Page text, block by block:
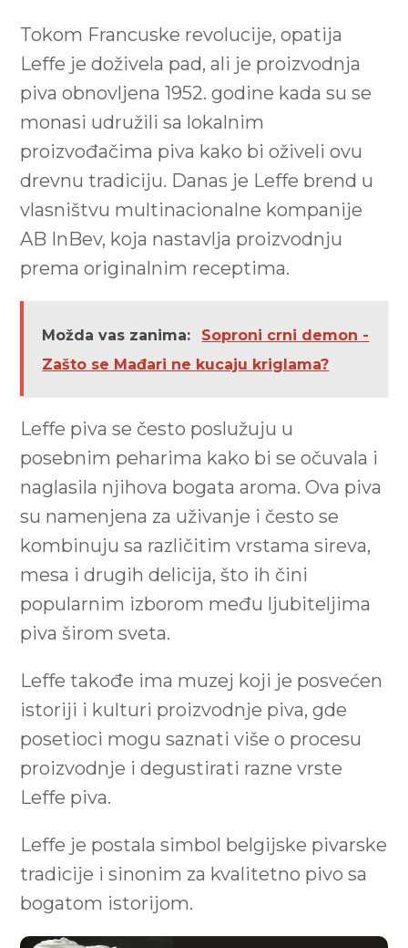
Tokom Francuske revolucije, opatija
Leffe je doživela pad, ali je proizvodnja
piva obnovljena 1952. godine kada su se
monasi udružili sa lokalnim
proizvođačima piva kako bi oživeli ovu
drevnu tradiciju. Danas je Leffe brend u
vlasništvu multinacionalne kompanije
AB InBev, koja nastavlja proizvodnju
prema originalnim receptima.
Možda vas zanima:
Soproni crni demon -
Zašto se Mađari ne kucaju kriglama?
Leffe piva se često poslužuju u
posebnim peharima kako bi se očuvala i
naglasila njihova bogata aroma. Ova piva
su namenjena za uživanje i često se
kombinuju sa različitim vrstama sireva,
mesa i drugih delicija, što ih čini
popularnim izborom među ljubiteljima
piva širom sveta.
Leffe takođe ima muzej koji je posvećen
istoriji i kulturi proizvodnje piva, gde
posetioci mogu saznati više o procesu
proizvodnje i degustirati razne vrste
Leffe piva.
Leffe je postala simbol belgijske pivarske
tradicije i sinonim za kvalitetno pivo sa
bogatom istorijom.